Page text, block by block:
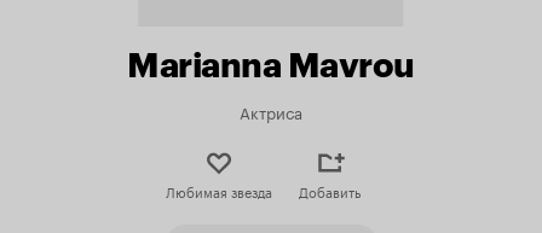
Marianna Mavrou
Актриса
Любимая звезда Добавить